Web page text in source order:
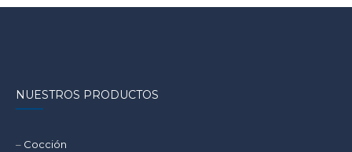
NUESTROS PRODUCTOS
– Cocción